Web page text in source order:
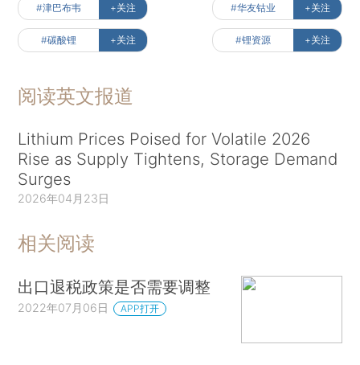
#津巴布韦 +关注 #华友钴业 +关注
#碳酸锂 +关注 #锂资源 +关注
阅读英文报道
Lithium Prices Poised for Volatile 2026
Rise as Supply Tightens, Storage Demand
Surges
2026年04月23日
相关阅读
出口退税政策是否需要调整
2022年07月06日 APP打开